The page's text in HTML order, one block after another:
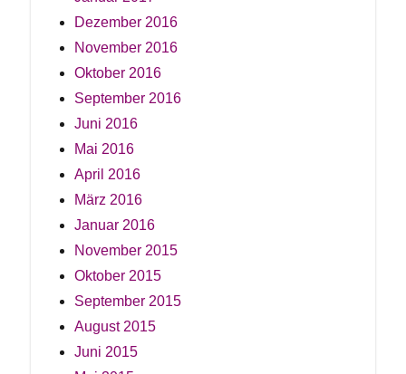
Dezember 2016
November 2016
Oktober 2016
September 2016
Juni 2016
Mai 2016
April 2016
März 2016
Januar 2016
November 2015
Oktober 2015
September 2015
August 2015
Juni 2015